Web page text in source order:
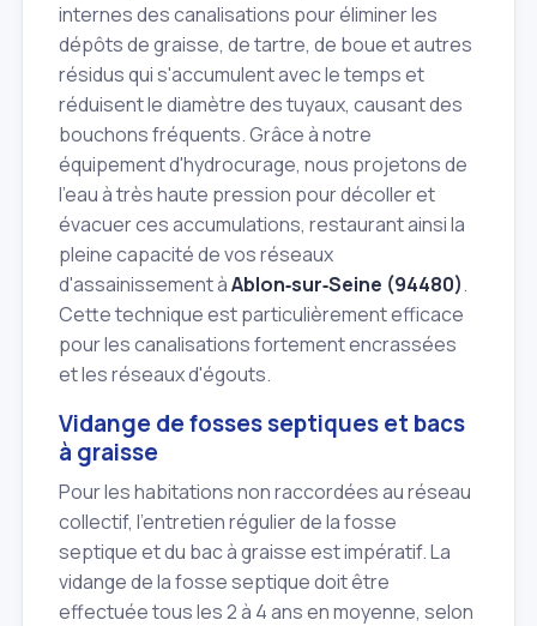
internes des canalisations pour éliminer les
dépôts de graisse, de tartre, de boue et autres
résidus qui s'accumulent avec le temps et
réduisent le diamètre des tuyaux, causant des
bouchons fréquents. Grâce à notre
équipement d'hydrocurage, nous projetons de
l'eau à très haute pression pour décoller et
évacuer ces accumulations, restaurant ainsi la
pleine capacité de vos réseaux
d'assainissement àAblon‑sur‑Seine (94480).
Cette technique est particulièrement efficace
pour les canalisations fortement encrassées
et les réseaux d'égouts.
Vidange de fosses septiques et bacs
à graisse
Pour les habitations non raccordées au réseau
collectif, l'entretien régulier de la fosse
septique et du bac à graisse est impératif. La
vidange de la fosse septique doit être
effectuée tous les 2 à 4 ans en moyenne, selon